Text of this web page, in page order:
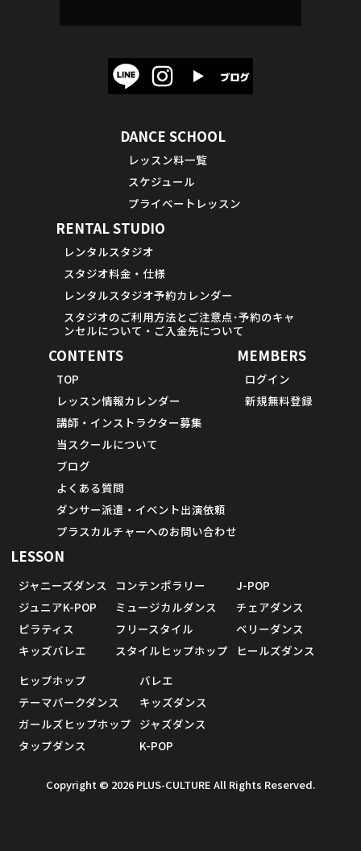
DANCE SCHOOL
レッスン料一覧
スケジュール
プライベートレッスン
RENTAL STUDIO
レンタルスタジオ
スタジオ料金・仕様
レンタルスタジオ予約カレンダー
スタジオのご利用方法とご注意点･予約のキャ
ンセルについて・ご入金先について
CONTENTS
TOP
レッスン情報カレンダー
講師・インストラクター募集
当スクールについて
ブログ
よくある質問
ダンサー派遣・イベント出演依頼
プラスカルチャーへのお問い合わせ
MEMBERS
ログイン
新規無料登録
LESSON
ジャニーズダンス
ジュニアK-POP
ピラティス
キッズバレエ
コンテンポラリー
ミュージカルダンス
フリースタイル
スタイルヒップホップ
J-POP
チェアダンス
ベリーダンス
ヒールズダンス
ヒップホップ
テーマパークダンス
ガールズヒップホップ
タップダンス
バレエ
キッズダンス
ジャズダンス
K-POP
Copyright © 2026 PLUS-CULTURE All Rights Reserved.